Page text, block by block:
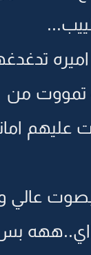
تمووت من
عليهم
عالي